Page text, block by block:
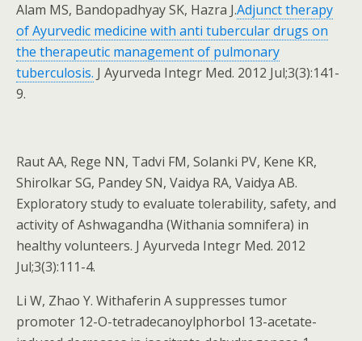
Alam MS, Bandopadhyay SK, Hazra J.Adjunct therapy
of Ayurvedic medicine with anti tubercular drugs on
the therapeutic management of pulmonary
tuberculosis. J Ayurveda Integr Med. 2012 Jul;3(3):141-
9.
Raut AA, Rege NN, Tadvi FM, Solanki PV, Kene KR,
Shirolkar SG, Pandey SN, Vaidya RA, Vaidya AB.
Exploratory study to evaluate tolerability, safety, and
activity of Ashwagandha (Withania somnifera) in
healthy volunteers. J Ayurveda Integr Med. 2012
Jul;3(3):111-4.
Li W, Zhao Y. Withaferin A suppresses tumor
promoter 12-O-tetradecanoylphorbol 13-acetate-